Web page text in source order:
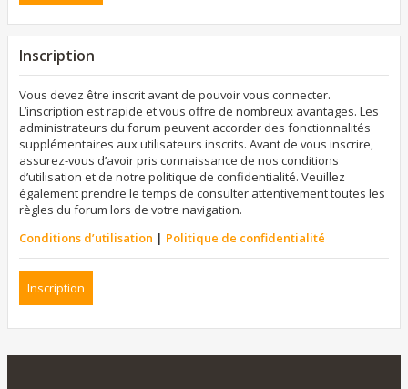
Inscription
Vous devez être inscrit avant de pouvoir vous connecter.
L’inscription est rapide et vous offre de nombreux avantages. Les
administrateurs du forum peuvent accorder des fonctionnalités
supplémentaires aux utilisateurs inscrits. Avant de vous inscrire,
assurez-vous d’avoir pris connaissance de nos conditions
d’utilisation et de notre politique de confidentialité. Veuillez
également prendre le temps de consulter attentivement toutes les
règles du forum lors de votre navigation.
Conditions d’utilisation | Politique de confidentialité
Inscription